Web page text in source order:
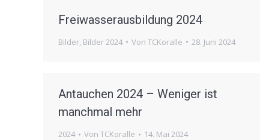
Freiwasserausbildung 2024
Bilder, Bilder 2024 Von TCKoralle 28. Juni 2024
Antauchen 2024 – Weniger ist
manchmal mehr
2024 Von TCKoralle 14. Mai 2024